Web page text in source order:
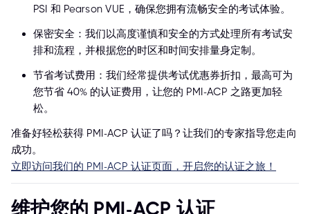
PSI 和 Pearson VUE，确保您拥有流畅安全的考试体验。
保密安全：我们以高度谨慎和安全的方式处理所有考试安
排和流程，并根据您的时区和时间安排量身定制。
节省考试费用：我们经常提供考试优惠券折扣，最高可为
您节省 40% 的认证费用，让您的 PMI-ACP 之路更加轻
松。
准备好轻松获得 PMI-ACP 认证了吗？让我们的专家指导您走向
成功。
立即访问我们的 PMI-ACP 认证页面，开启您的认证之旅！
维护您的 PMI-ACP 认证